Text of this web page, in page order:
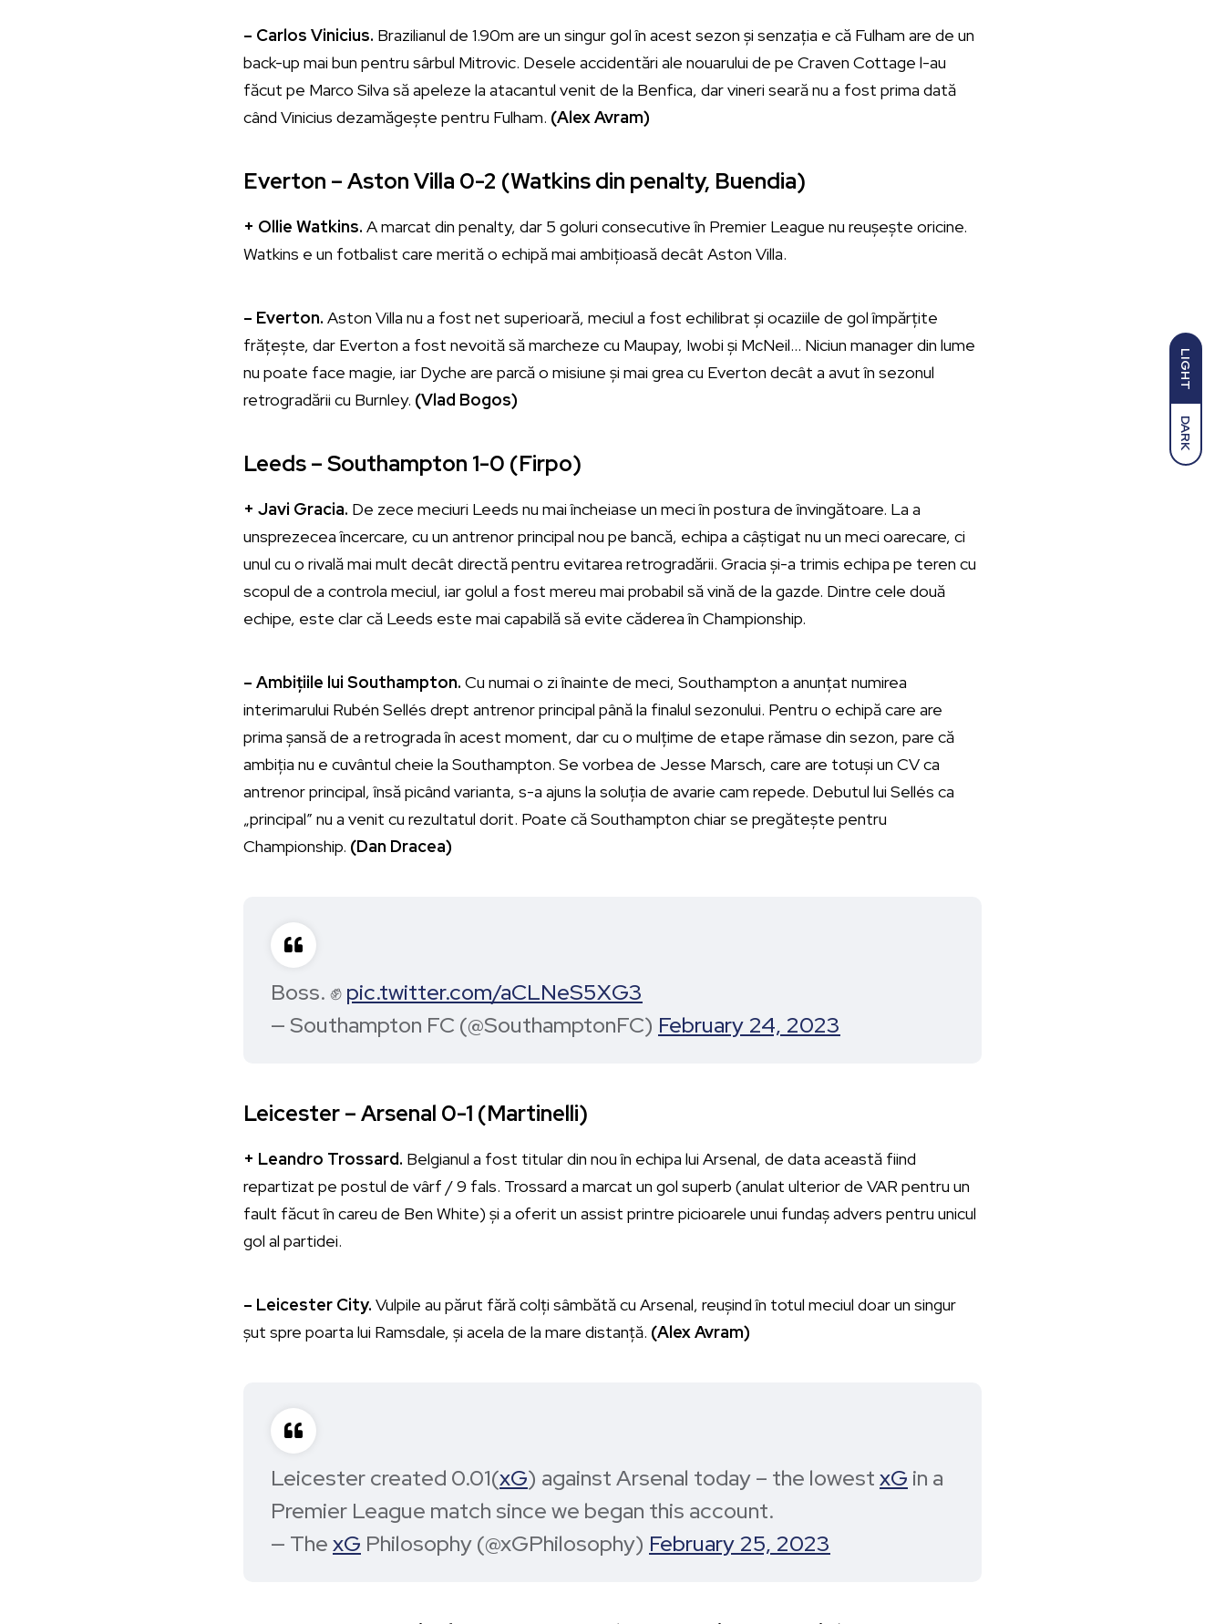
LIGHT
DARK
– Carlos Vinicius. Brazilianul de 1.90m are un singur gol în acest sezon și senzația e că Fulham are de un
back-up mai bun pentru sârbul Mitrovic. Desele accidentări ale nouarului de pe Craven Cottage l-au
făcut pe Marco Silva să apeleze la atacantul venit de la Benfica, dar vineri seară nu a fost prima dată
când Vinicius dezamăgește pentru Fulham. (Alex Avram)
Everton – Aston Villa 0-2 (Watkins din penalty, Buendia)
+ Ollie Watkins. A marcat din penalty, dar 5 goluri consecutive în Premier League nu reușește oricine.
Watkins e un fotbalist care merită o echipă mai ambițioasă decât Aston Villa.
– Everton. Aston Villa nu a fost net superioară, meciul a fost echilibrat și ocaziile de gol împărțite
frățește, dar Everton a fost nevoită să marcheze cu Maupay, Iwobi și McNeil… Niciun manager din lume
nu poate face magie, iar Dyche are parcă o misiune și mai grea cu Everton decât a avut în sezonul
retrogradării cu Burnley. (Vlad Bogos)
Leeds – Southampton 1-0 (Firpo)
+ Javi Gracia. De zece meciuri Leeds nu mai încheiase un meci în postura de învingătoare. La a
unsprezecea încercare, cu un antrenor principal nou pe bancă, echipa a câștigat nu un meci oarecare, ci
unul cu o rivală mai mult decât directă pentru evitarea retrogradării. Gracia și-a trimis echipa pe teren cu
scopul de a controla meciul, iar golul a fost mereu mai probabil să vină de la gazde. Dintre cele două
echipe, este clar că Leeds este mai capabilă să evite căderea în Championship.
– Ambițiile lui Southampton. Cu numai o zi înainte de meci, Southampton a anunțat numirea
interimarului Rubén Sellés drept antrenor principal până la finalul sezonului. Pentru o echipă care are
prima șansă de a retrograda în acest moment, dar cu o mulțime de etape rămase din sezon, pare că
ambiția nu e cuvântul cheie la Southampton. Se vorbea de Jesse Marsch, care are totuși un CV ca
antrenor principal, însă picând varianta, s-a ajuns la soluția de avarie cam repede. Debutul lui Sellés ca
„principal” nu a venit cu rezultatul dorit. Poate că Southampton chiar se pregătește pentru
Championship. (Dan Dracea)
Boss. ✊pic.twitter.com/aCLNeS5XG3
— Southampton FC (@SouthamptonFC) February 24, 2023
Leicester – Arsenal 0-1 (Martinelli)
+ Leandro Trossard. Belgianul a fost titular din nou în echipa lui Arsenal, de data această fiind
repartizat pe postul de vârf / 9 fals. Trossard a marcat un gol superb (anulat ulterior de VAR pentru un
fault făcut în careu de Ben White) și a oferit un assist printre picioarele unui fundaș advers pentru unicul
gol al partidei.
– Leicester City. Vulpile au părut fără colți sâmbătă cu Arsenal, reușind în totul meciul doar un singur
șut spre poarta lui Ramsdale, și acela de la mare distanță. (Alex Avram)
Leicester created 0.01(xG) against Arsenal today – the lowestxG in a
Premier League match since we began this account.
— ThexG Philosophy (@xGPhilosophy) February 25, 2023